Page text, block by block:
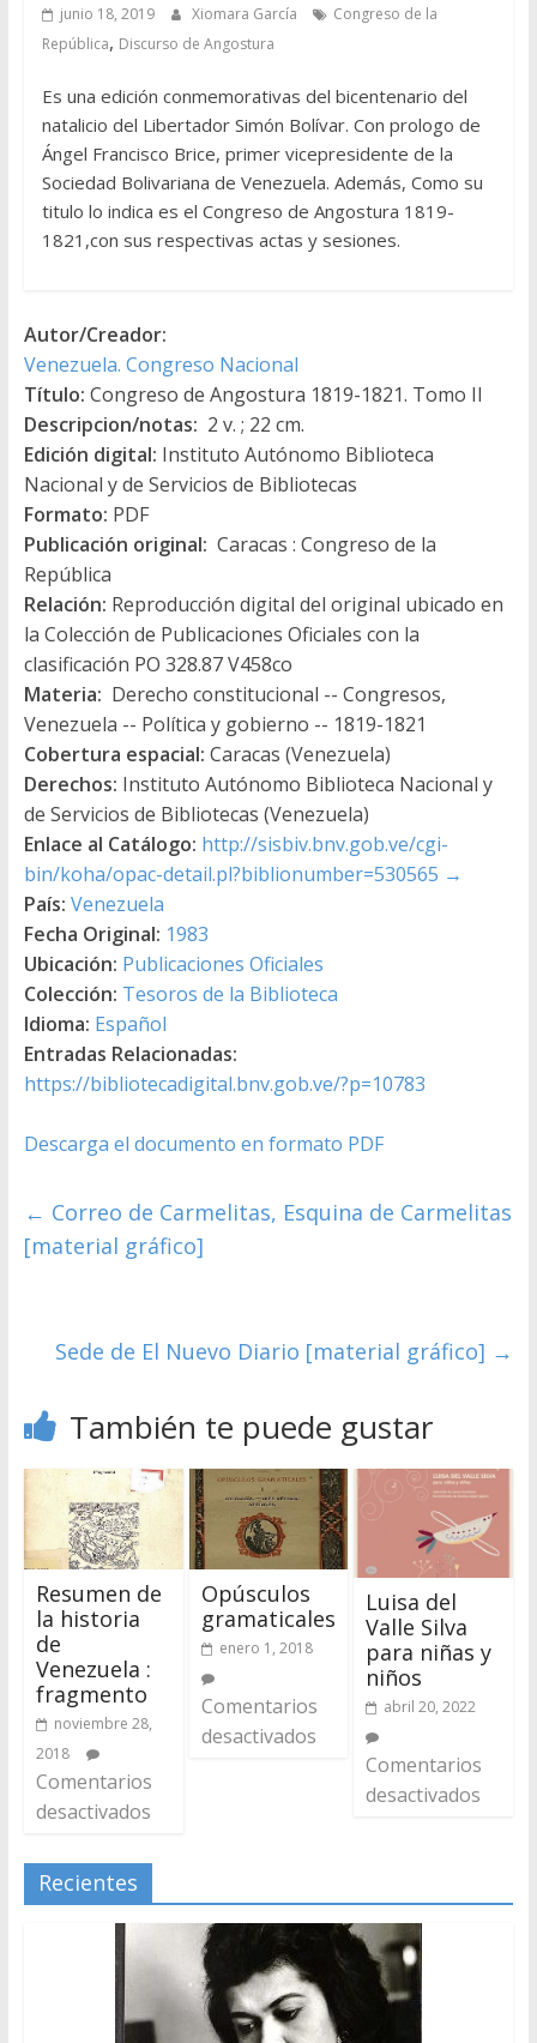
junio 18, 2019 Xiomara García
Congreso de la
República, Discurso de Angostura
Es una edición conmemorativas del bicentenario del
natalicio del Libertador Simón Bolívar. Con prologo de
Ángel Francisco Brice, primer vicepresidente de la
Sociedad Bolivariana de Venezuela. Además, Como su
titulo lo indica es el Congreso de Angostura 1819-
1821,con sus respectivas actas y sesiones.
Autor/Creador:
Venezuela. Congreso Nacional
Título: Congreso de Angostura 1819-1821. Tomo II
Descripcion/notas: 2 v. ; 22 cm.
Edición digital: Instituto Autónomo Biblioteca
Nacional y de Servicios de Bibliotecas
Formato: PDF
Publicación original: Caracas : Congreso de la
República
Relación: Reproducción digital del original ubicado en
la Colección de Publicaciones Oficiales con la
clasificación PO 328.87 V458co
Materia: Derecho constitucional -- Congresos,
Venezuela -- Política y gobierno -- 1819-1821
Cobertura espacial: Caracas (Venezuela)
Derechos: Instituto Autónomo Biblioteca Nacional y
de Servicios de Bibliotecas (Venezuela)
Enlace al Catálogo: http://sisbiv.bnv.gob.ve/cgi-
bin/koha/opac-detail.pl?biblionumber=530565 →
País: Venezuela
Fecha Original: 1983
Ubicación: Publicaciones Oficiales
Colección: Tesoros de la Biblioteca
Idioma: Español
Entradas Relacionadas:
https://bibliotecadigital.bnv.gob.ve/?p=10783
Descarga el documento en formato PDF
← Correo de Carmelitas, Esquina de Carmelitas
[material gráfico]
Sede de El Nuevo Diario [material gráfico] →
También te puede gustar
Resumen de
la historia
de
Venezuela :
fragmento
noviembre 28,
2018
Comentarios
desactivados
Opúsculos
gramaticales
enero 1, 2018
Comentarios
desactivados
Luisa del
Valle Silva
para niñas y
niños
abril 20, 2022
Comentarios
desactivados
Recientes